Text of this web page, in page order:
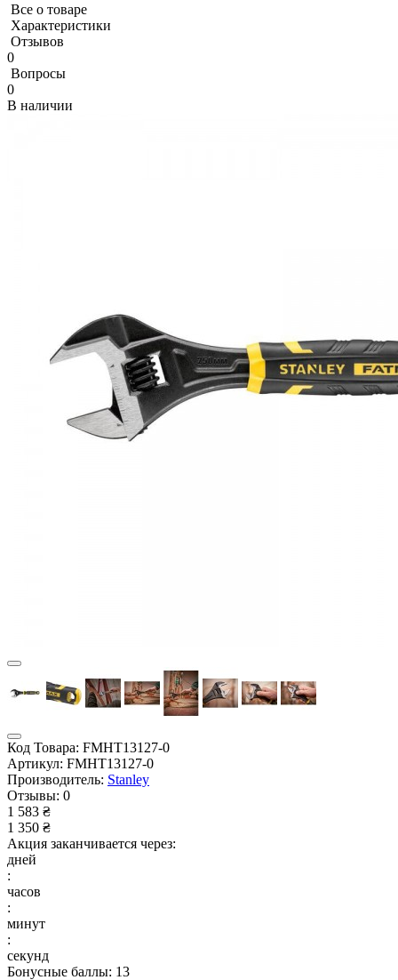
Все о товаре
Характеристики
Отзывов
0
Вопросы
0
В наличии
Код Товара: FMHT13127-0
Артикул: FMHT13127-0
Производитель: Stanley
Отзывы: 0
1 583 ₴
1 350 ₴
Акция заканчивается через:
дней
:
часов
:
минут
:
секунд
Бонусные баллы: 13